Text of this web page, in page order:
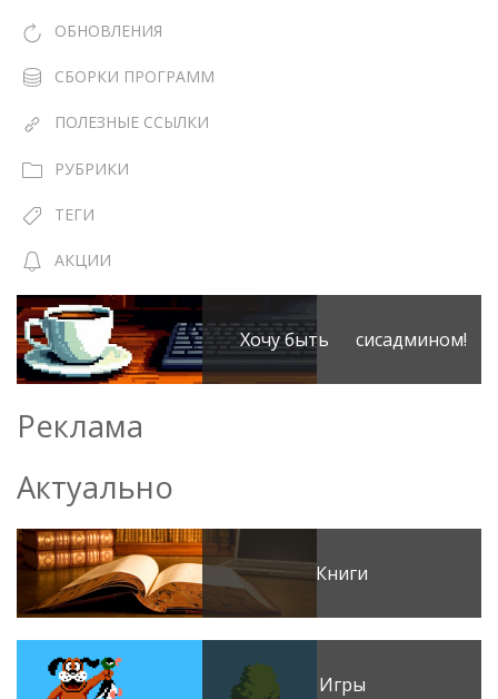
ОБНОВЛЕНИЯ
СБОРКИ ПРОГРАММ
ПОЛЕЗНЫЕ ССЫЛКИ
РУБРИКИ
ТЕГИ
АКЦИИ
Хочу быть сисадмином!
Реклама
Актуально
Книги
Игры